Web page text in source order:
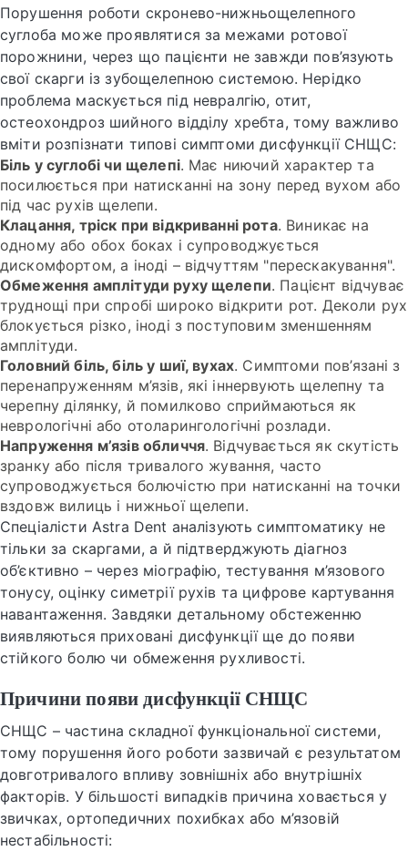
Порушення роботи скронево-нижньощелепного
суглоба може проявлятися за межами ротової
порожнини, через що пацієнти не завжди пов’язують
свої скарги із зубощелепною системою. Нерідко
проблема маскується під невралгію, отит,
остеохондроз шийного відділу хребта, тому важливо
вміти розпізнати типові симптоми дисфункції СНЩС:
Біль у суглобі чи щелепі. Має ниючий характер та
посилюється при натисканні на зону перед вухом або
під час рухів щелепи.
Клацання, тріск при відкриванні рота. Виникає на
одному або обох боках і супроводжується
дискомфортом, а іноді – відчуттям "перескакування".
Обмеження амплітуди руху щелепи. Пацієнт відчуває
труднощі при спробі широко відкрити рот. Деколи рух
блокується різко, іноді з поступовим зменшенням
амплітуди.
Головний біль, біль у шиї, вухах. Симптоми пов’язані з
перенапруженням м’язів, які іннервують щелепну та
черепну ділянку, й помилково сприймаються як
неврологічні або отоларингологічні розлади.
Напруження м’язів обличчя. Відчувається як скутість
зранку або після тривалого жування, часто
супроводжується болючістю при натисканні на точки
вздовж вилиць і нижньої щелепи.
Спеціалісти Astra Dent аналізують симптоматику не
тільки за скаргами, а й підтверджують діагноз
об’єктивно – через міографію, тестування м’язового
тонусу, оцінку симетрії рухів та цифрове картування
навантаження. Завдяки детальному обстеженню
виявляються приховані дисфункції ще до появи
стійкого болю чи обмеження рухливості.
Причини появи дисфункції СНЩС
СНЩС – частина складної функціональної системи,
тому порушення його роботи зазвичай є результатом
довготривалого впливу зовнішніх або внутрішніх
факторів. У більшості випадків причина ховається у
звичках, ортопедичних похибках або м’язовій
нестабільності: